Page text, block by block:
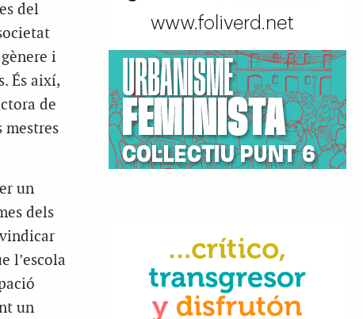
del
i
És així,
de
mestres
un
dels
l’escola
un